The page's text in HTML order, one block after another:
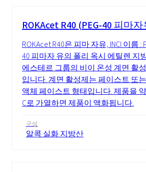
ROKAcet R40 (PEG-40 피마
ROKAcet R40은 피마 자유, INCI 이름 :
40 피마자 유의 폴리 옥시 에틸렌 지
에스테르 그룹의 비이 온성 계면 활
입니다. 계면 활성제는 페이스트 또
액체 페이스트 형태입니다. 제품을 약
C로 가열하면 제품이 액화됩니다.
구성
알콕 실화 지방산